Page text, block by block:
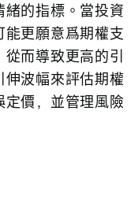
的指標。當投資
更願意爲期權支
而導致更高的引
波幅來評估期權
價，並管理風險